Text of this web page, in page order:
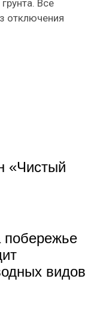
Все
отключения
«Чистый
побережье
видов